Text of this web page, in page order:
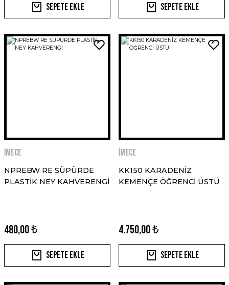
Sepete Ekle Sepete Ekle
İMECE
NPREBW RE SÜPÜRDE
PLASTİK NEY KAHVERENGİ
480,00 ₺
Sepete Ekle
İMECE
KK150 KARADENİZ
KEMENÇE ÖĞRENCİ ÜSTÜ
4.750,00 ₺
Sepete Ekle